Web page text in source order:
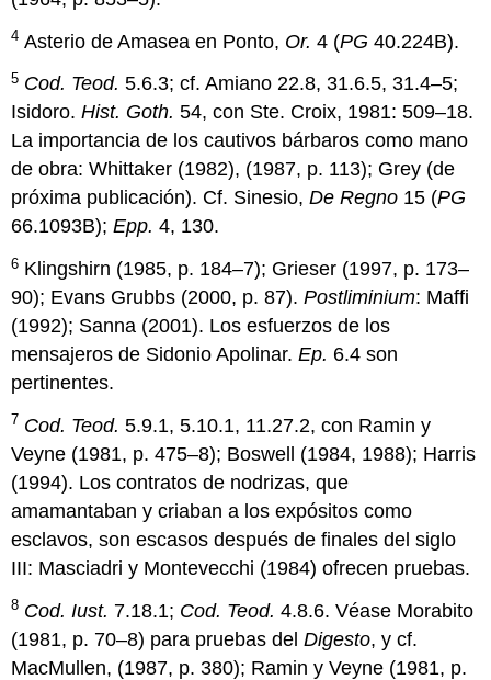
4 Asterio de Amasea en Ponto, Or.4 (PG40.224B).
5 Cod. Teod. 5.6.3; cf. Amiano 22.8, 31.6.5, 31.4–5;
Isidoro.Hist. Goth. 54, con Ste. Croix, 1981: 509–18.
La importancia de los cautivos bárbaros como mano
de obra: Whittaker (1982), (1987, p. 113); Grey (de
próxima publicación). Cf. Sinesio,De Regno 15 (PG
66.1093B);Epp.4, 130.
6 Klingshirn (1985, p. 184–7); Grieser (1997, p. 173–
90); Evans Grubbs (2000, p. 87).Postliminium: Maffi
(1992); Sanna (2001). Los esfuerzos de los
mensajeros de Sidonio Apolinar.Ep. 6.4 son
pertinentes.
7 Cod. Teod.5.9.1, 5.10.1, 11.27.2, con Ramin y
Veyne (1981, p. 475–8); Boswell (1984, 1988); Harris
(1994). Los contratos de nodrizas, que
amamantaban y criaban a los expósitos como
esclavos, son escasos después de finales del siglo
III: Masciadri y Montevecchi (1984) ofrecen pruebas.
8 Cod. Iust. 7.18.1; Cod. Teod.4.8.6. Véase Morabito
(1981, p. 70–8) para pruebas delDigesto, y cf.
MacMullen, (1987, p. 380); Ramin y Veyne (1981, p.